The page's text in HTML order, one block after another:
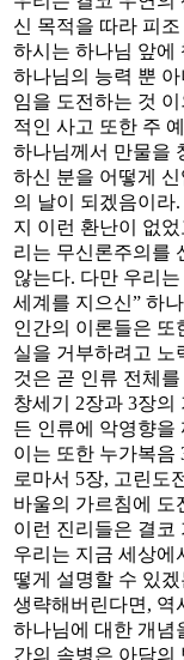
신 목적을 따라 피
하시는 하나님 앞에
하나님의 능력 뿐
임을 도전하는 것
적인 사고 또한 주
하나님께서 만물을
하신 분을 어떻게
의 날이 되겠음이라
지 이런 환난이 없
리는 무신론주의를
않는다. 다만 우리
세계를 지으신” 하
인간의 이론들은 또
실을 거부하려고 노
것은 곧 인류 전체
창세기 2장과 3장의
든 인류에 악영향을
이는 또한 누가복음
로마서 5장, 고린도
바울의 가르침에 도
이런 진리들은 결코
우리는 지금 세상에
떻게 설명할 수 있
생략해버린다면, 역
하나님에 대한 개념
간의 속병은 아담의